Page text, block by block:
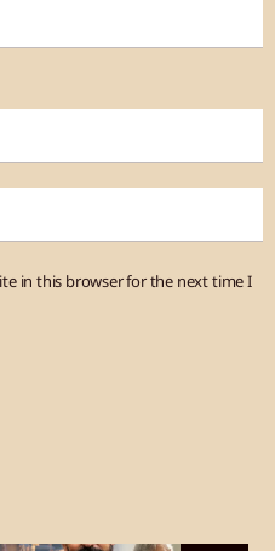
in this browser for the next time I